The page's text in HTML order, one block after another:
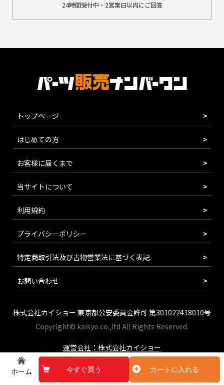
ホーム 今すぐ買う カートに入れる
24時間受付中・2営業日以内にご回答
トップページ
はじめての方
お客様に届くまで
当サイトについて
利用規約
プライバシーポリシー
特定商取引法及び古物営業法に基づく表記
お問い合わせ
株式会社カイショー 東京都公安委員会許可 第301022418010号
Copyright© kaisyo.co.,ltd All Rights Reserved.
運営会社：株式会社カイショー